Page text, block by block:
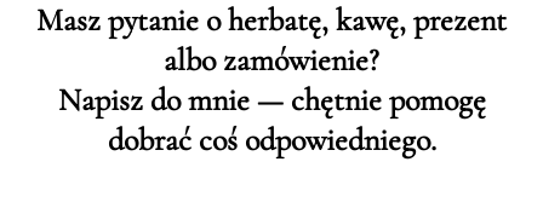
Masz pytanie o herbatę, kawę, prezent
albo zamówienie?
Napisz do mnie — chętnie pomogę
dobrać coś odpowiedniego.